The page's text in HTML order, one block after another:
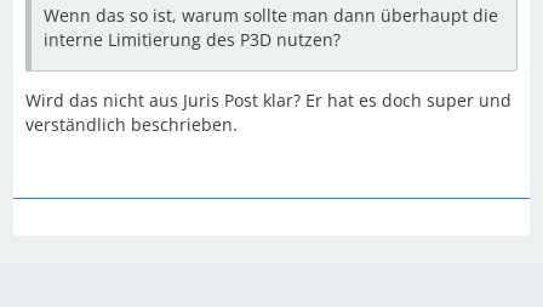
Wenn das so ist, warum sollte man dann überhaupt die
interne Limitierung des P3D nutzen?
Wird das nicht aus Juris Post klar? Er hat es doch super und
verständlich beschrieben.